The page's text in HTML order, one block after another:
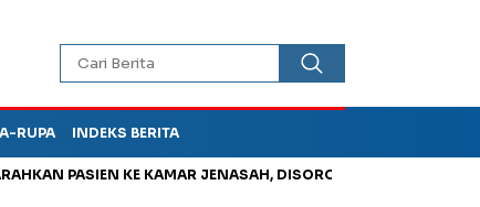
RUPA INDEKS BERITA
KE KAMAR JENASAH, DISOROT Jadi Otak Mark Up